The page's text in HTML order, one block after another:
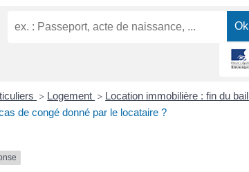
> Logement > Location immobilière : fin du bail
de congé donné par le locataire ?